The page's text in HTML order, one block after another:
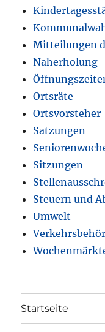
Mitteilungen
Naherholung
Ortsräte
Ortsvorsteher
Satzungen
Sitzungen
Steuern und
Umwelt
Startseite